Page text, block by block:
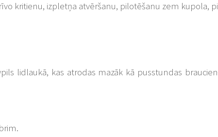
kritienu, izpletņa atvēršanu, pilotēšanu zem kupola,
lidlaukā, kas atrodas mazāk kā pusstundas